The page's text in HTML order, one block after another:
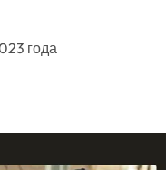
года